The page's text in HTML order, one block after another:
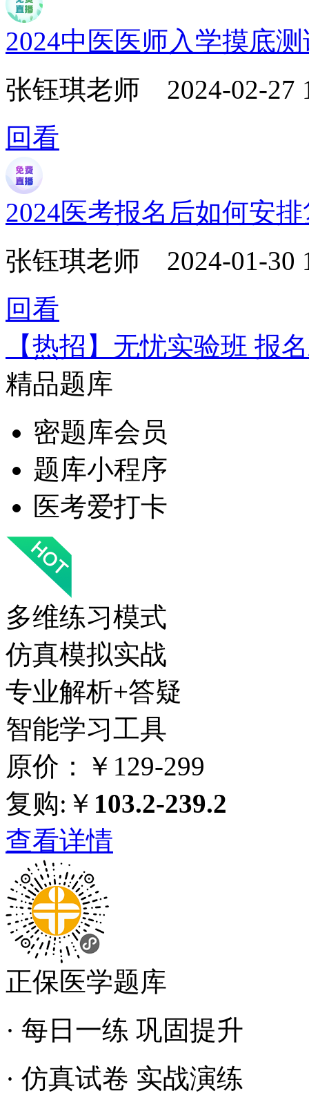
2024中医医师入学摸底
张钰琪老师 2024-02-27
回看
2024医考报名后如何安
张钰琪老师 2024-01-30
回看
【热招】无忧实验班 报
精品题库
密题库会员
题库小程序
医考爱打卡
多维练习模式
仿真模拟实战
专业解析+答疑
智能学习工具
原价：￥129-299
复购:￥ 103.2-239.2
查看详情
正保医学题库
· 每日一练 巩固提升
· 仿真试卷 实战演练